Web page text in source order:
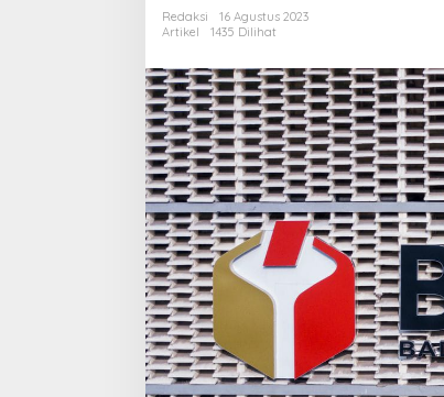
Redaksi
16 Agustus 2023
Artikel
1435 Dilihat